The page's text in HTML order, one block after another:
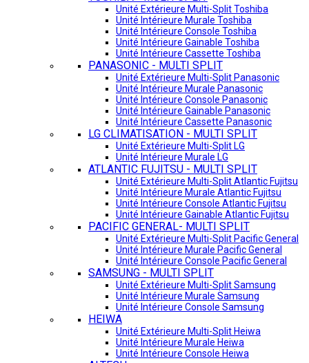
Unité Extérieure Multi-Split Toshiba
Unité Intérieure Murale Toshiba
Unité Intérieure Console Toshiba
Unité Intérieure Gainable Toshiba
Unité Intérieure Cassette Toshiba
PANASONIC - MULTI SPLIT
Unité Extérieure Multi-Split Panasonic
Unité Intérieure Murale Panasonic
Unité Intérieure Console Panasonic
Unité Intérieure Gainable Panasonic
Unité Intérieure Cassette Panasonic
LG CLIMATISATION - MULTI SPLIT
Unité Extérieure Multi-Split LG
Unité Intérieure Murale LG
ATLANTIC FUJITSU - MULTI SPLIT
Unité Extérieure Multi-Split Atlantic Fujitsu
Unité Intérieure Murale Atlantic Fujitsu
Unité Intérieure Console Atlantic Fujitsu
Unité Intérieure Gainable Atlantic Fujitsu
PACIFIC GENERAL- MULTI SPLIT
Unité Extérieure Multi-Split Pacific General
Unité Intérieure Murale Pacific General
Unité Intérieure Console Pacific General
SAMSUNG - MULTI SPLIT
Unité Extérieure Multi-Split Samsung
Unité Intérieure Murale Samsung
Unité Intérieure Console Samsung
HEIWA
Unité Extérieure Multi-Split Heiwa
Unité Intérieure Murale Heiwa
Unité Intérieure Console Heiwa